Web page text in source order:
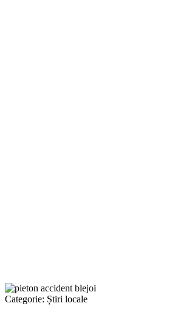
Categorie: Știri locale